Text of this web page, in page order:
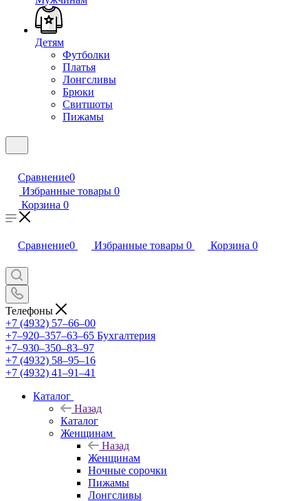
Детям
Футболки
Платья
Лонгсливы
Брюки
Свитшоты
Пижамы
Сравнение0
Избранные товары 0
Корзина 0
Сравнение0 Избранные товары 0 Корзина 0
Телефоны
+7 (4932) 57‒66‒00
+7‒920‒357‒63‒65 Бухгалтерия
+7‒930‒350‒83‒97
+7 (4932) 58‒95‒16
+7 (4932) 41‒91‒41
Каталог
Назад
Каталог
Женщинам
Назад
Женщинам
Ночные сорочки
Пижамы
Лонгсливы